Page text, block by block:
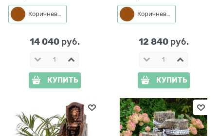
Коричневый
14 040 руб.
КУПИТЬ
Коричневый
12 840 руб.
КУПИТЬ